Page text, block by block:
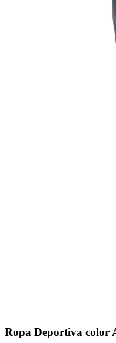
Ropa Deportiva color